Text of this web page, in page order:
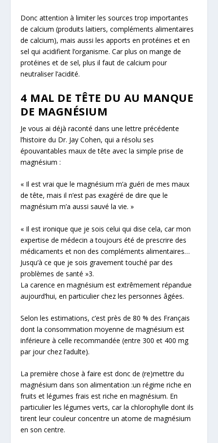
Donc attention à limiter les sources trop importantes
de calcium (produits laitiers, compléments alimentaires
de calcium), mais aussi les apports en protéines et en
sel qui acidifient l’organisme. Car plus on mange de
protéines et de sel, plus il faut de calcium pour
neutraliser l’acidité.
4 MAL DE TÊTE DU AU MANQUE
DE MAGNÉSIUM
Je vous ai déjà raconté dansune lettre précédente
l’histoire du Dr. Jay Cohen, qui a résolu ses
épouvantables maux de tête avec la simple prise de
magnésium :
« Il est vrai que le magnésium m’a guéri de mes maux
de tête, mais il n’est pas exagéré de dire que le
magnésiumm’a aussi sauvé la vie. »
« Il est ironique que je sois celui qui dise cela, car mon
expertise de médecin a toujours été de prescrire des
médicaments et non des compléments alimentaires…
Jusqu’à ce que je sois gravement touché par des
problèmes de santé »3.
La carence en magnésium est extrêmement répandue
aujourd’hui, en particulier chez les personnes âgées.
Selon les estimations, c’est près de 80 % des Français
dont la consommation moyenne de magnésium est
inférieure à celle recommandée (entre 300 et 400 mg
par jour chez l’adulte).
La première chose à faire est donc de (re)mettre du
magnésium dans son alimentation :un régime riche en
fruits et légumes frais est riche en magnésium. En
particulier les légumes verts, car la chlorophylle dont ils
tirent leur couleur concentre un atome de magnésium
en son centre.